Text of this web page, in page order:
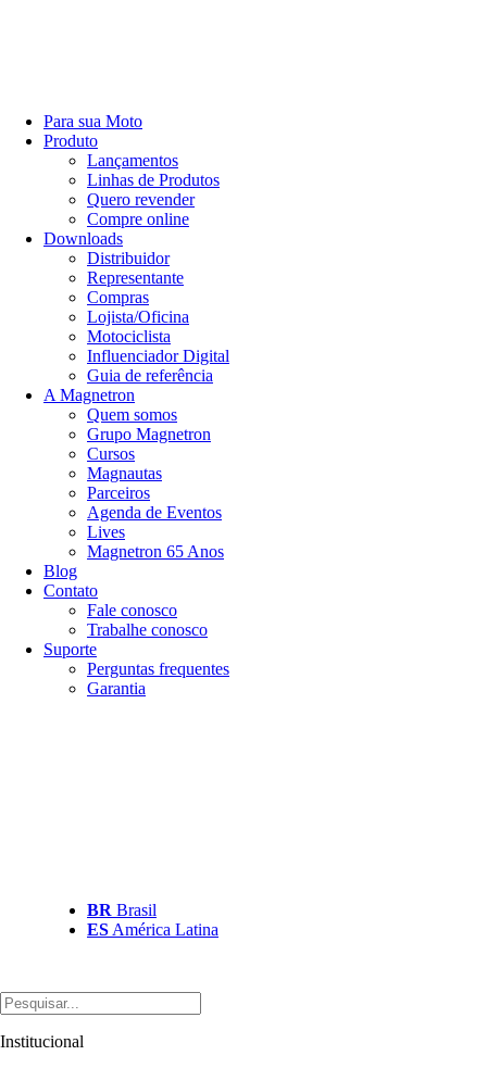
Para sua Moto
Produto
Lançamentos
Linhas de Produtos
Quero revender
Compre online
Downloads
Distribuidor
Representante
Compras
Lojista/Oficina
Motociclista
Influenciador Digital
Guia de referência
A Magnetron
Quem somos
Grupo Magnetron
Cursos
Magnautas
Parceiros
Agenda de Eventos
Lives
Magnetron 65 Anos
Blog
Contato
Fale conosco
Trabalhe conosco
Suporte
Perguntas frequentes
Garantia
BR Brasil
ES América Latina
Institucional